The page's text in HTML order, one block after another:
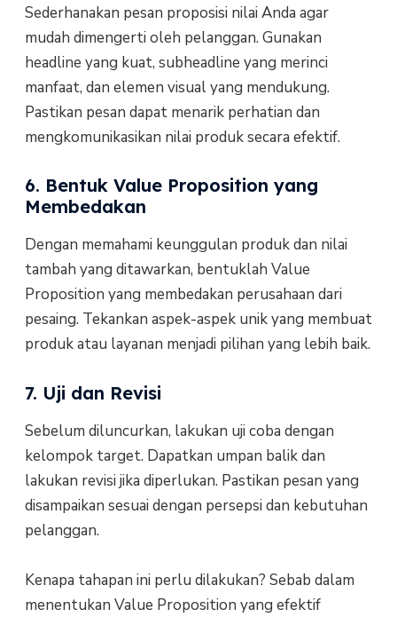
Sederhanakan pesan proposisi nilai Anda agar
mudah dimengerti oleh pelanggan. Gunakan
headline yang kuat, subheadline yang merinci
manfaat, dan elemen visual yang mendukung.
Pastikan pesan dapat menarik perhatian dan
mengkomunikasikan nilai produk secara efektif.
6. Bentuk Value Proposition yang
Membedakan
Dengan memahami keunggulan produk dan nilai
tambah yang ditawarkan, bentuklah Value
Proposition yang membedakan perusahaan dari
pesaing. Tekankan aspek-aspek unik yang membuat
produk atau layanan menjadi pilihan yang lebih baik.
7. Uji dan Revisi
Sebelum diluncurkan, lakukan uji coba dengan
kelompok target. Dapatkan umpan balik dan
lakukan revisi jika diperlukan. Pastikan pesan yang
disampaikan sesuai dengan persepsi dan kebutuhan
pelanggan.
Kenapa tahapan ini perlu dilakukan? Sebab dalam
menentukan Value Proposition yang efektif